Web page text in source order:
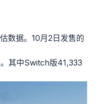
数据。10月2日发售的
其中Switch版41,333